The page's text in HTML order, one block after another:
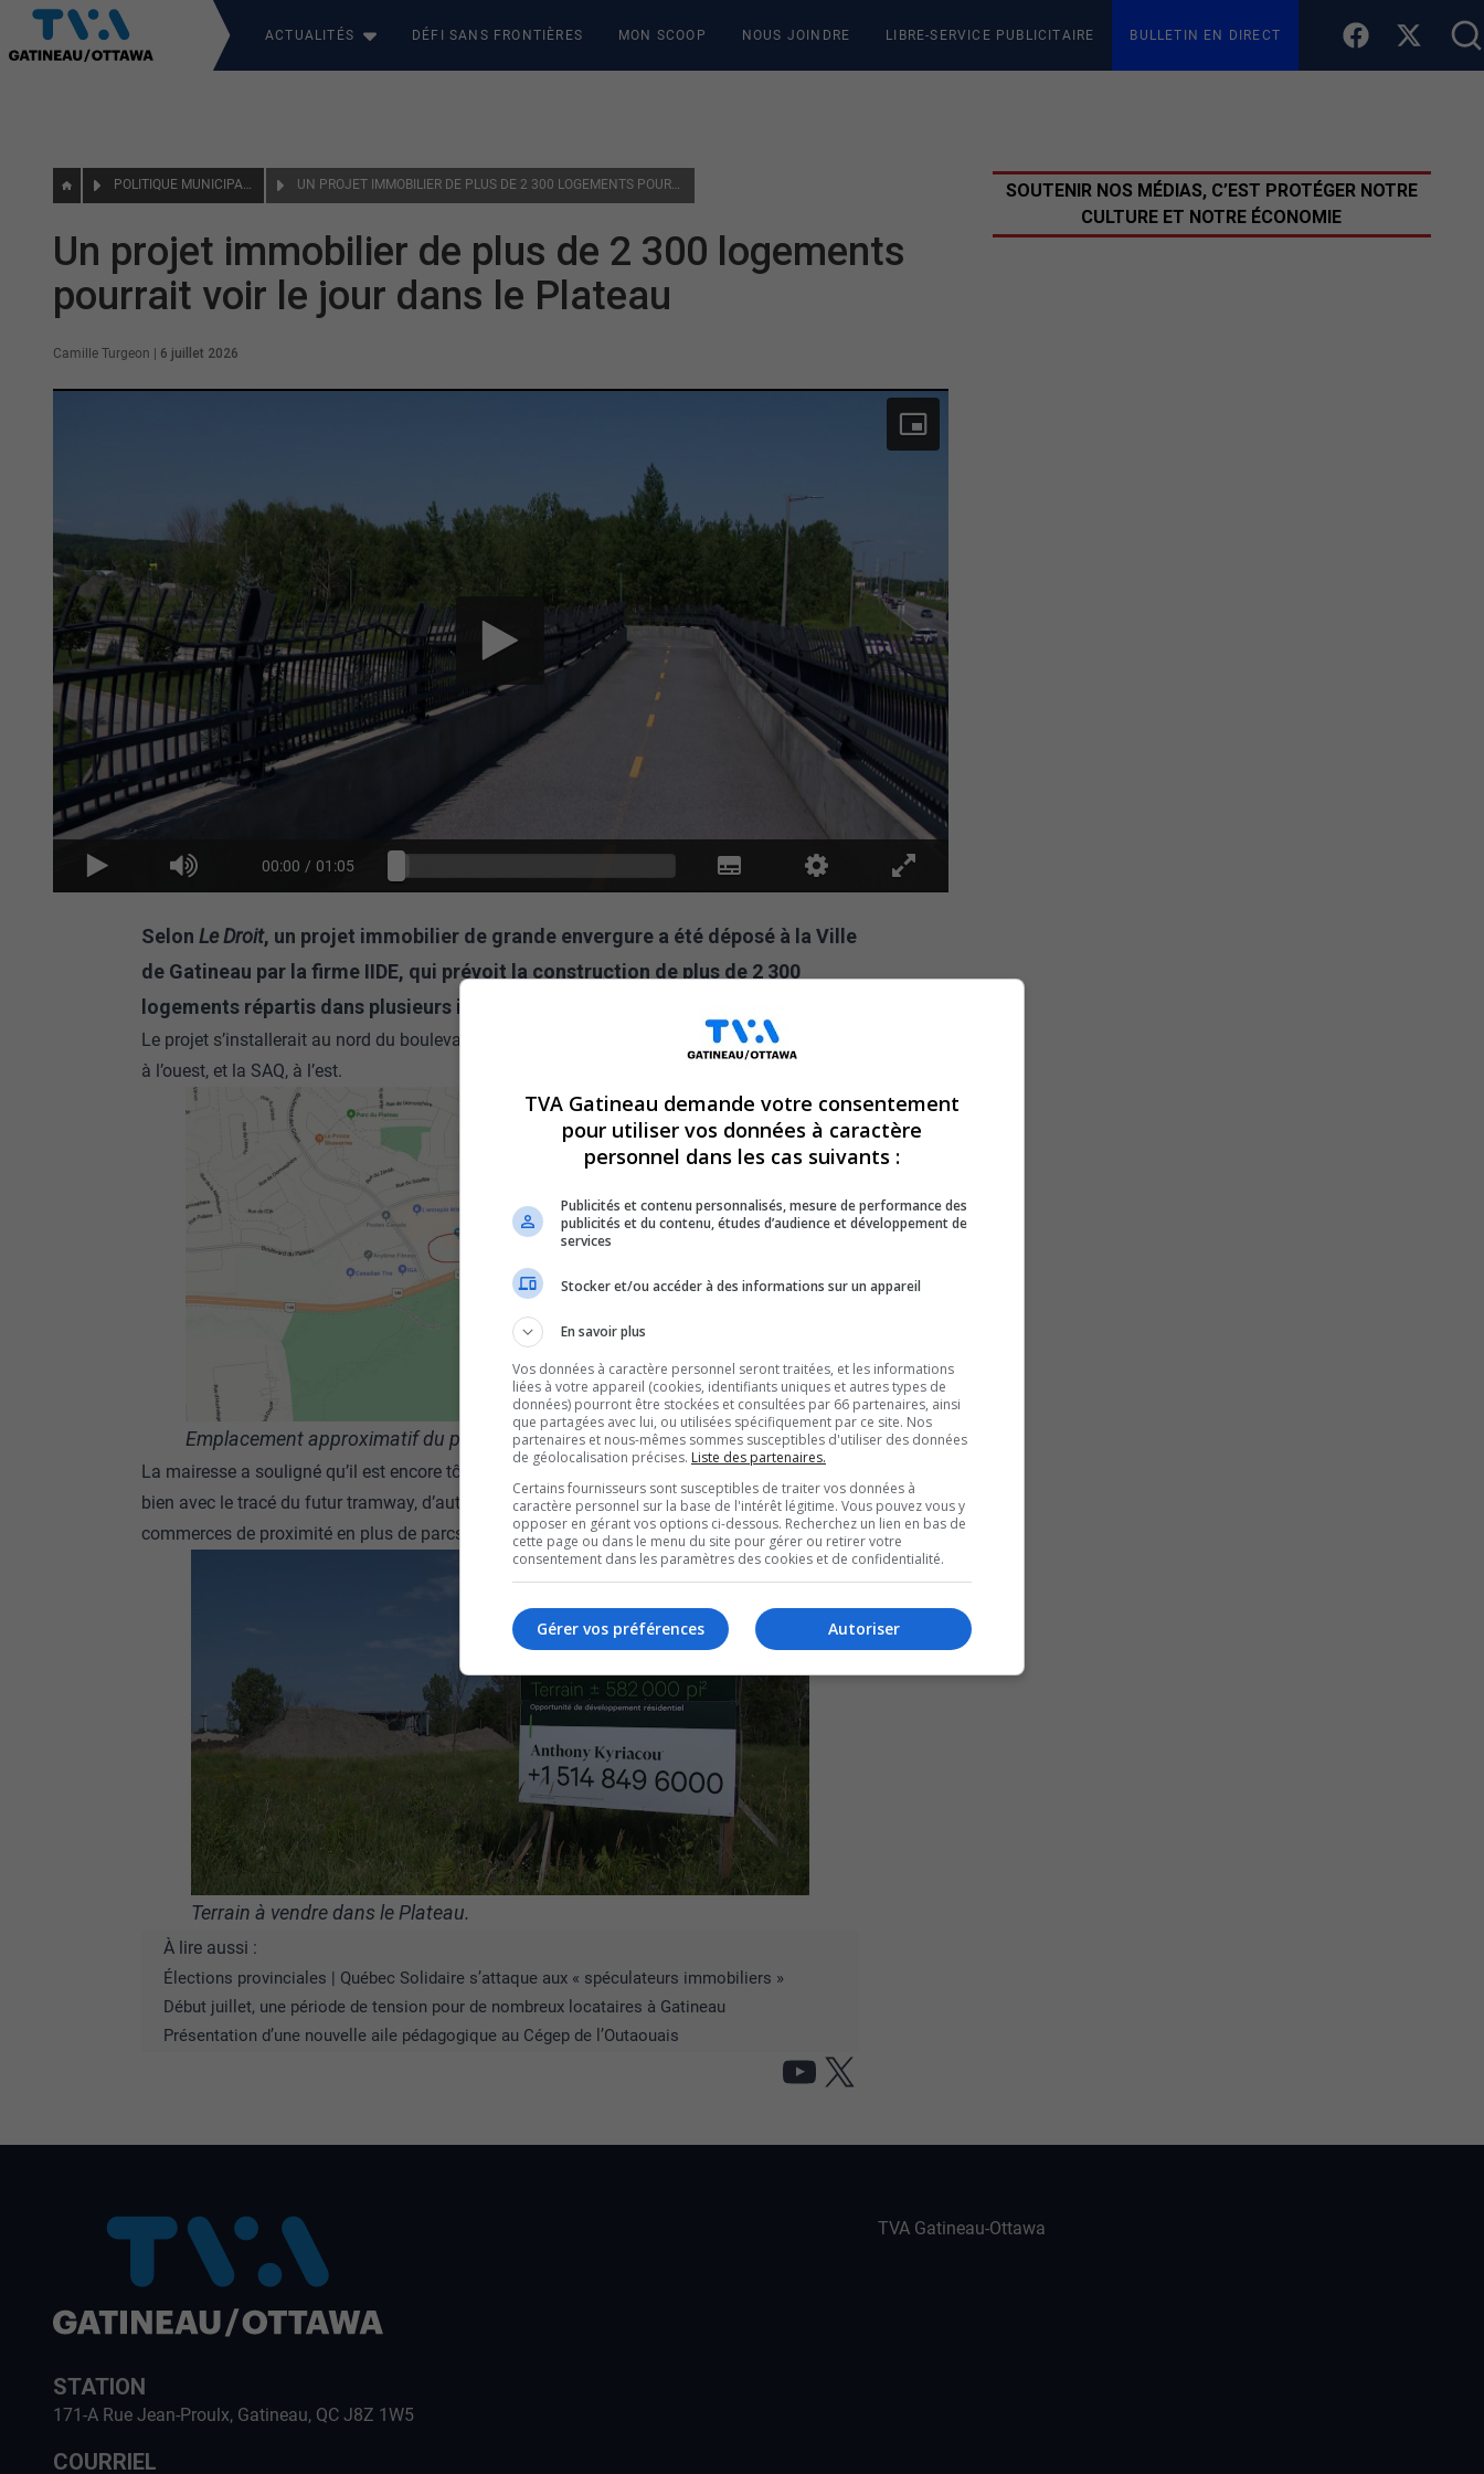
ACTUALITÉS DÉFI SANS FRONTIÈRES MON SCOOP NOUS JOINDRE LIBRE-SERVICE PUBLICITAIRE BULLETIN EN DIRECT
POLITIQUE MUNICIPALE UN PROJET IMMOBILIER DE PLUS DE 2 300 LOGEMENTS POURRAIT VOIR LE JOUR DANS LE PLATEAU
Un projet immobilier de plus de 2 300 logements
pourrait voir le jour dans le Plateau
Camille Turgeon 6 juillet 2026
00:00 / 01:05
SelonLe Droit, un projet immobilier de grande envergure a été déposé à la Ville
de Gatineau par la firme IIDE, qui prévoit la construction de plus de 2 300
logements répartis dans plusieurs immeubles allant de 8 à 15 étages.
Le projet s’installerait au nord du boulevard des Allumettières, entre les boulevard des Grives,
à l’ouest, et la SAQ, à l’est.
Emplacement approximatif du projet immobilier, encerclé en rouge.
La mairesse a souligné qu’il est encore tôt pour se prononcer, mais que le projet s’inscrirait
bien avec le tracé du futur tramway, d’autant plus qu’il offrirait l’accès à des services et à des
commerces de proximité en plus de parcs.
Terrain à vendre dans le Plateau.
À lire aussi :
Élections provinciales | Québec Solidaire s’attaque aux « spéculateurs immobiliers »
Début juillet, une période de tension pour de nombreux locataires à Gatineau
Présentation d’une nouvelle aile pédagogique au Cégep de l’Outaouais
YouTube
X
SOUTENIR NOS MÉDIAS, C’EST PROTÉGER NOTRE
CULTURE ET NOTRE ÉCONOMIE
STATION
171-A Rue Jean-Proulx, Gatineau, QC J8Z 1W5
COURRIEL
TVA Gatineau-Ottawa
TVA Gatineau demande votre consentement
pour utiliser vos données à caractère
personnel dans les cas suivants :
Publicités et contenu personnalisés, mesure de performance des
publicités et du contenu, études d’audience et développement de
services
Stocker et/ou accéder à des informations sur un appareil
En savoir plus
Vos données à caractère personnel seront traitées, et les informations
liées à votre appareil (cookies, identifiants uniques et autres types de
données) pourront être stockées et consultées par 66 partenaires, ainsi
que partagées avec lui, ou utilisées spécifiquement par ce site. Nos
partenaires et nous-mêmes sommes susceptibles d'utiliser des données
de géolocalisation précises. Liste des partenaires.
Certains fournisseurs sont susceptibles de traiter vos données à
caractère personnel sur la base de l'intérêt légitime. Vous pouvez vous y
opposer en gérant vos options ci-dessous. Recherchez un lien en bas de
cette page ou dans le menu du site pour gérer ou retirer votre
consentement dans les paramètres des cookies et de confidentialité.
Autoriser
Gérer vos préférences